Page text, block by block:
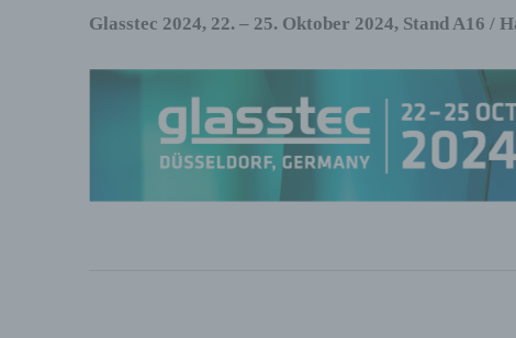
Glasstec 2024, 22. – 25. Oktober 2024, Stand A16 /